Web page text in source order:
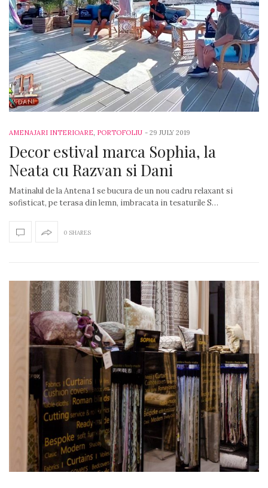
AMENAJARI INTERIOARE PORTOFOLIU - 29 JULY 2019
Decor estival marca Sophia, la
Neata cu Razvan si Dani
Matinalul de la Antena 1 se bucura de un nou cadru relaxant si
sofisticat, pe terasa din lemn, imbracata in tesaturile S…
0 SHARES